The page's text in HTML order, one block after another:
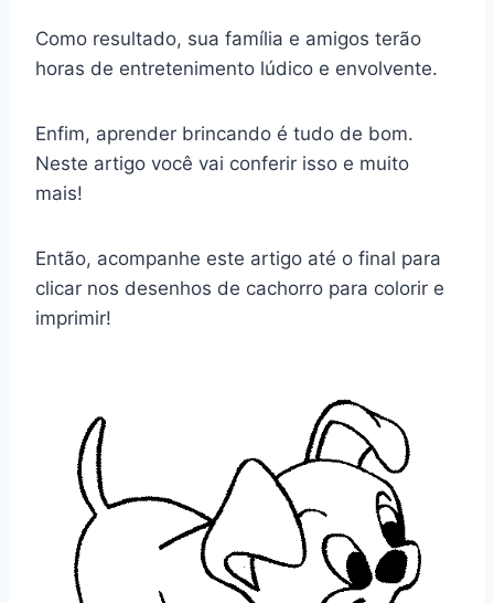
Como resultado, sua família e amigos terão
horas de entretenimento lúdico e envolvente.
Enfim, aprender brincando é tudo de bom.
Neste artigo você vai conferir isso e muito
mais!
Então, acompanhe este artigo até o final para
clicar nos desenhos de cachorro para colorir e
imprimir!